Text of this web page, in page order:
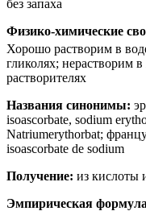
без запаха
Физико-химические
Хорошо растворим в
гликолях; нерастворим
растворителях
Названия синонимы:
isoascorbate, sodium
Natriumerythorbat;
isoascorbate de sodium
Получение: из кислоты
Эмпирическая